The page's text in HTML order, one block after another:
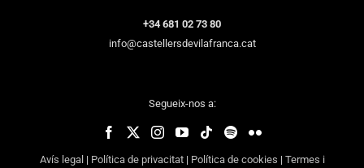
+34 681 02 73 80
info@castellersdevilafranca.cat
Segueix-nos a:
Avís legal| Política de privacitat| Política de cookies | Termes i